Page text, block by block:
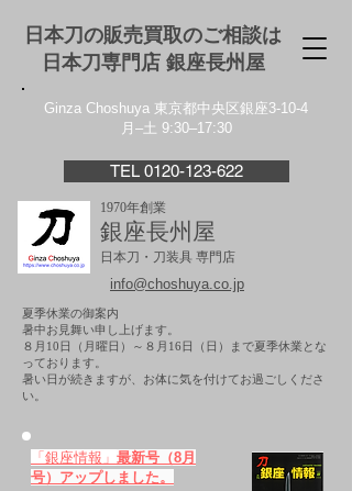
日本刀の販売買取のご相談は
日本刀専門店 銀座⻑州屋
Ginza Choshuya 東京都中央区銀座3-10-4
月–土 9:30–17:30
TEL 0120-123-622
1970年創業
銀座長州屋
日本刀・刀装具 専門店
info@choshuya.co.jp
夏季休業の御案内
暑中お見舞い申し上げます。
８月10日（月曜日）～８月16日（日）まで夏季休業とな
っております。
​暑い日が続きますが、お体に気を付けてお過ごしくださ
い。
「銀座情報」 最新号（8月
号）アップしました。